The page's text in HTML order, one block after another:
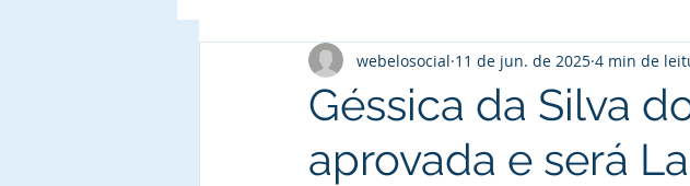
Géssica da Silva
aprovada e será
webelosocial 11 de jun. de 2025 4 min de